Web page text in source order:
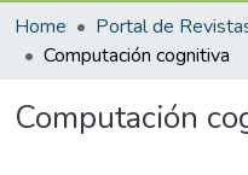
Home
Computación cognitiva
Computación